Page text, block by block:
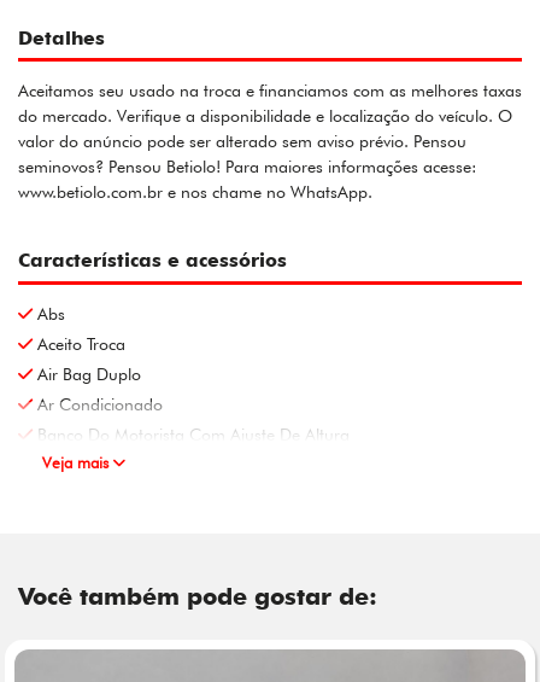
Detalhes
Aceitamos seu usado na troca e financiamos com as melhores taxas
do mercado. Verifique a disponibilidade e localização do veículo. O
valor do anúncio pode ser alterado sem aviso prévio. Pensou
seminovos? Pensou Betiolo! Para maiores informações acesse:
www.betiolo.com.br e nos chame no WhatsApp.
Características e acessórios
Abs
Aceito Troca
Air Bag Duplo
Ar Condicionado
Banco Do Motorista Com Ajuste De Altura
Veja mais
Você também pode gostar de: